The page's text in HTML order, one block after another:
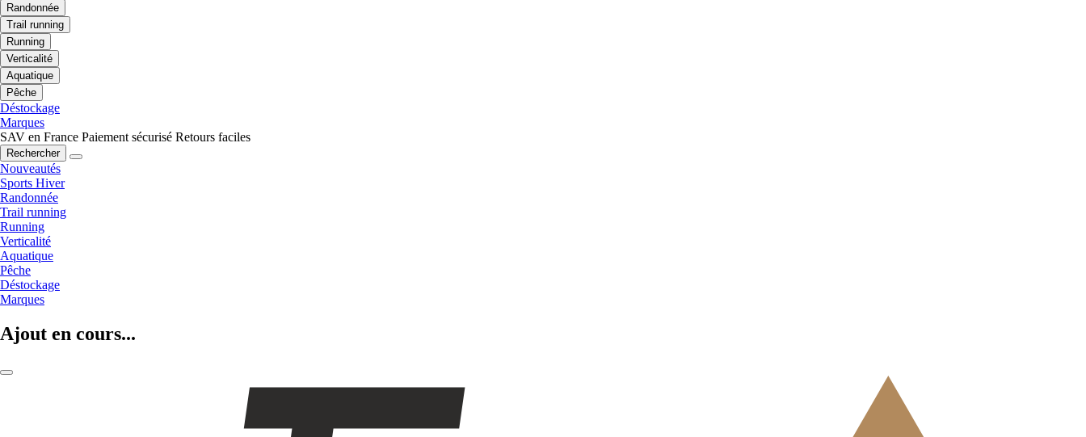
Randonnée
Trail running
Running
Verticalité
Aquatique
Pêche
Déstockage
Marques
SAV en France Paiement sécurisé Retours faciles
Rechercher
Nouveautés
Sports Hiver
Randonnée
Trail running
Running
Verticalité
Aquatique
Pêche
Déstockage
Marques
Ajout en cours...